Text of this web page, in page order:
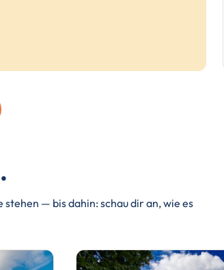
— bis dahin: schau dir an, wie es